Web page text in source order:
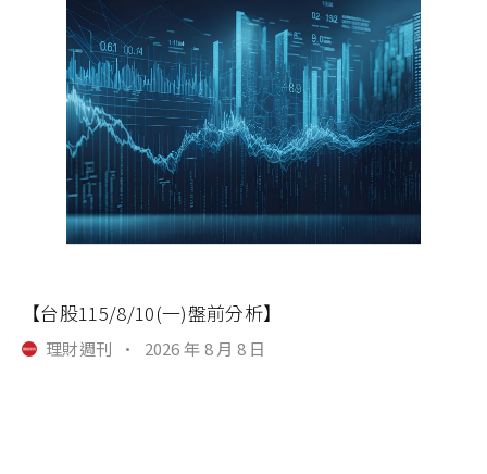
【台股115/8/10(一)盤前分析】
理財週刊 · 2026 年 8 月 8 日